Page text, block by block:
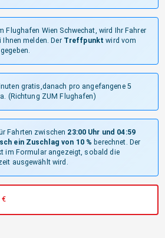
Flughafen Wien Schwechat, wird Ihr Fahrer
melden. Der Treffpunkt wird vom
gratis,danach pro angefangene 5
(Richtung ZUM Flughafen)
Fahrten zwischen 23:00 Uhr und 04:59
ein Zuschlag von 10 % berechnet. Der
im Formular angezeigt, sobald die
ausgewählt wird.
€